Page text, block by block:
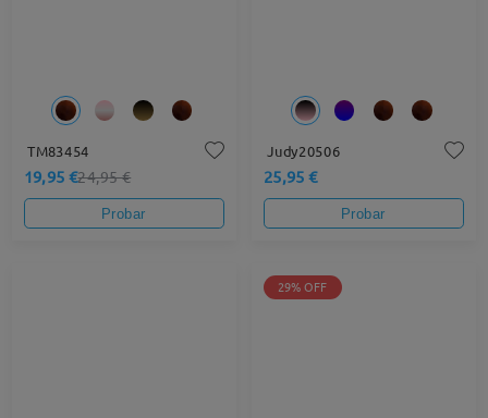
TM83454
19,95 €24,95 €
Probar
Judy20506
25,95 €
Probar
29% OFF